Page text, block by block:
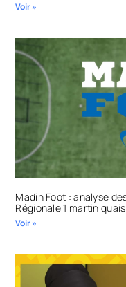
Voir »
Madin Foot : analyse
Régionale 1
Voir »